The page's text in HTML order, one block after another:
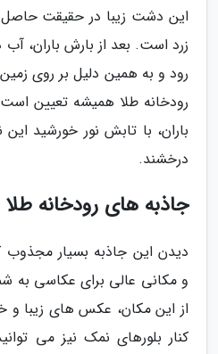
این دشت زیبا در حقیقت
زرد است. بعد از بارش باران،
رود و به همین دلیل بر روی
رودخانه طلا همیشه تعیین
باران، با تابش نور خورشید
درخشند.
جاذبه های رودخانه
دیدن این جاذبه بسیار
و مکانی عالی برای عکاسی به
از این مکان، عکس های زیبا و
کنار بلورهای نمک نیز می